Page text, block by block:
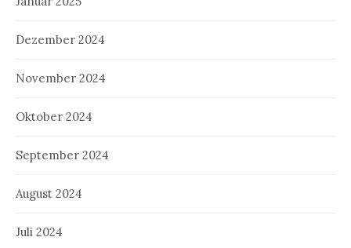
Dezember 2024
November 2024
Oktober 2024
September 2024
August 2024
Juli 2024